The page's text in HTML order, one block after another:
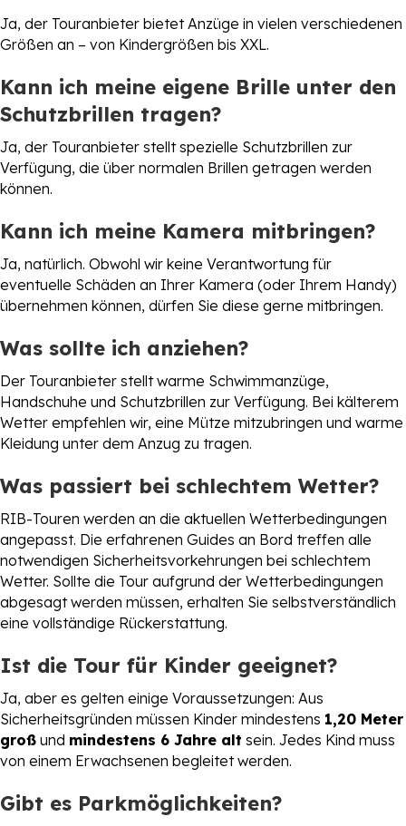
Ja, der Touranbieter bietet Anzüge in vielen verschiedenen
Größen an – von Kindergrößen bis XXL.
Kann ich meine eigene Brille unter den
Schutzbrillen tragen?
Ja, der Touranbieter stellt spezielle Schutzbrillen zur
Verfügung, die über normalen Brillen getragen werden
können.
Kann ich meine Kamera mitbringen?
Ja, natürlich. Obwohl wir keine Verantwortung für
eventuelle Schäden an Ihrer Kamera (oder Ihrem Handy)
übernehmen können, dürfen Sie diese gerne mitbringen.
Was sollte ich anziehen?
Der Touranbieter stellt warme Schwimmanzüge,
Handschuhe und Schutzbrillen zur Verfügung. Bei kälterem
Wetter empfehlen wir, eine Mütze mitzubringen und warme
Kleidung unter dem Anzug zu tragen.
Was passiert bei schlechtem Wetter?
RIB-Touren werden an die aktuellen Wetterbedingungen
angepasst. Die erfahrenen Guides an Bord treffen alle
notwendigen Sicherheitsvorkehrungen bei schlechtem
Wetter. Sollte die Tour aufgrund der Wetterbedingungen
abgesagt werden müssen, erhalten Sie selbstverständlich
eine vollständige Rückerstattung.
Ist die Tour für Kinder geeignet?
Ja, aber es gelten einige Voraussetzungen: Aus
Sicherheitsgründen müssen Kinder mindestens 1,20 Meter
groß und mindestens 6 Jahre alt sein. Jedes Kind muss
von einem Erwachsenen begleitet werden.
Gibt es Parkmöglichkeiten?